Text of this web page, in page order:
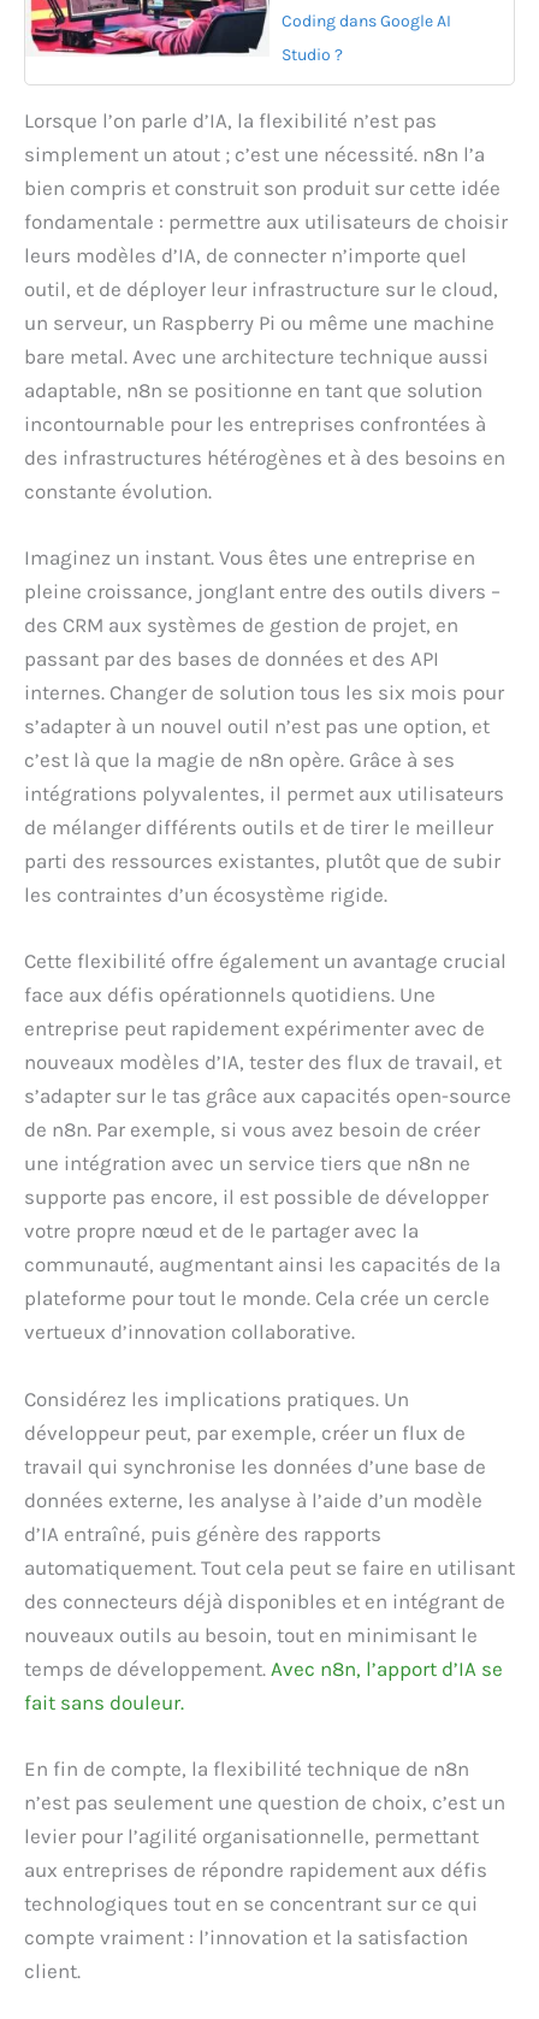
Coding dans Google AI
Studio ?
Lorsque l’on parle d’IA, la flexibilité n’est pas
simplement un atout ; c’est une nécessité. n8n l’a
bien compris et construit son produit sur cette idée
fondamentale : permettre aux utilisateurs de choisir
leurs modèles d’IA, de connecter n’importe quel
outil, et de déployer leur infrastructure sur le cloud,
un serveur, un Raspberry Pi ou même une machine
bare metal. Avec une architecture technique aussi
adaptable, n8n se positionne en tant que solution
incontournable pour les entreprises confrontées à
des infrastructures hétérogènes et à des besoins en
constante évolution.
Imaginez un instant. Vous êtes une entreprise en
pleine croissance, jonglant entre des outils divers –
des CRM aux systèmes de gestion de projet, en
passant par des bases de données et des API
internes. Changer de solution tous les six mois pour
s’adapter à un nouvel outil n’est pas une option, et
c’est là que la magie de n8n opère. Grâce à ses
intégrations polyvalentes, il permet aux utilisateurs
de mélanger différents outils et de tirer le meilleur
parti des ressources existantes, plutôt que de subir
les contraintes d’un écosystème rigide.
Cette flexibilité offre également un avantage crucial
face aux défis opérationnels quotidiens. Une
entreprise peut rapidement expérimenter avec de
nouveaux modèles d’IA, tester des flux de travail, et
s’adapter sur le tas grâce aux capacités open-source
de n8n. Par exemple, si vous avez besoin de créer
une intégration avec un service tiers que n8n ne
supporte pas encore, il est possible de développer
votre propre nœud et de le partager avec la
communauté, augmentant ainsi les capacités de la
plateforme pour tout le monde. Cela crée un cercle
vertueux d’innovation collaborative.
Considérez les implications pratiques. Un
développeur peut, par exemple, créer un flux de
travail qui synchronise les données d’une base de
données externe, les analyse à l’aide d’un modèle
d’IA entraîné, puis génère des rapports
automatiquement. Tout cela peut se faire en utilisant
des connecteurs déjà disponibles et en intégrant de
nouveaux outils au besoin, tout en minimisant le
temps de développement. Avec n8n, l’apport d’IA se
fait sans douleur.
En fin de compte, la flexibilité technique de n8n
n’est pas seulement une question de choix, c’est un
levier pour l’agilité organisationnelle, permettant
aux entreprises de répondre rapidement aux défis
technologiques tout en se concentrant sur ce qui
compte vraiment : l’innovation et la satisfaction
client.